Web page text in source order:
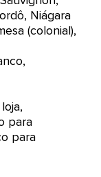
Niágara
(colonial),
para
para